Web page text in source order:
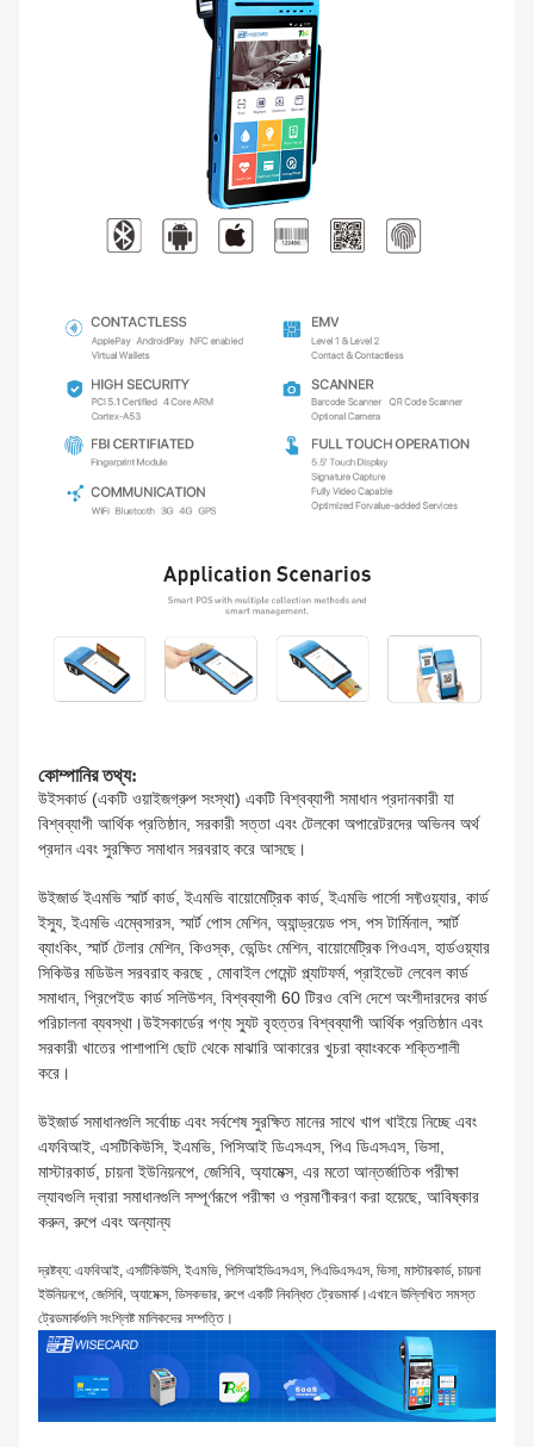
কোম্পানির তথ্য:
উইসকার্ড (একটি ওয়াইজগ্রুপ সংস্থা) একটি বিশ্বব্যাপী সমাধান প্রদানকারী যা
বিশ্বব্যাপী আর্থিক প্রতিষ্ঠান, সরকারী সত্তা এবং টেলকো অপারেটরদের অভিনব অর্থ
প্রদান এবং সুরক্ষিত সমাধান সরবরাহ করে আসছে।
উইজার্ড ইএমভি স্মার্ট কার্ড, ইএমভি বায়োমেট্রিক কার্ড, ইএমভি পার্সো সফ্টওয়্যার, কার্ড
ইস্যু, ইএমভি এম্বেসারস, স্মার্ট পোস মেশিন, অ্যান্ড্রয়েড পস, পস টার্মিনাল, স্মার্ট
ব্যাংকিং, স্মার্ট টেলার মেশিন, কিওস্ক, ভেন্ডিং মেশিন, বায়োমেট্রিক পিওএস, হার্ডওয়্যার
সিকিউর মডিউল সরবরাহ করছে , মোবাইল পেমেন্ট প্ল্যাটফর্ম, প্রাইভেট লেবেল কার্ড
সমাধান, প্রিপেইড কার্ড সলিউশন, বিশ্বব্যাপী 60 টিরও বেশি দেশে অংশীদারদের কার্ড
পরিচালনা ব্যবস্থা।উইসকার্ডের পণ্য স্যুট বৃহত্তর বিশ্বব্যাপী আর্থিক প্রতিষ্ঠান এবং
সরকারী খাতের পাশাপাশি ছোট থেকে মাঝারি আকারের খুচরা ব্যাংককে শক্তিশালী
করে।
উইজার্ড সমাধানগুলি সর্বোচ্চ এবং সর্বশেষ সুরক্ষিত মানের সাথে খাপ খাইয়ে নিচ্ছে এবং
এফবিআই, এসটিকিউসি, ইএমভি, পিসিআই ডিএসএস, পিএ ডিএসএস, ভিসা,
মাস্টারকার্ড, চায়না ইউনিয়নপে, জেসিবি, অ্যামেক্স, এর মতো আন্তর্জাতিক পরীক্ষা
ল্যাবগুলি দ্বারা সমাধানগুলি সম্পূর্ণরূপে পরীক্ষা ও প্রমাণীকরণ করা হয়েছে, আবিষ্কার
করুন, রুপে এবং অন্যান্য
দ্রষ্টব্য: এফবিআই, এসটিকিউসি, ইএমভি, পিসিআইডিএসএস, পিএডিএসএস, ভিসা, মাস্টারকার্ড, চায়না
ইউনিয়নপে, জেসিবি, অ্যামেক্স, ডিসকভার, রুপে একটি নিবন্ধিত ট্রেডমার্ক।এখানে উল্লিখিত সমস্ত
ট্রেডমার্কগুলি সংশ্লিষ্ট মালিকদের সম্পত্তি।